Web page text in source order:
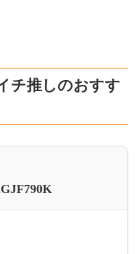
チ推しのおすす